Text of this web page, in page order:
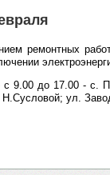
ремонтных
с 9.00 до 17.00 - с.
ул.